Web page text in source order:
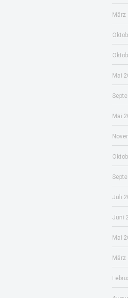
März
Mai
Mai
Juli
Juni
Mai
März